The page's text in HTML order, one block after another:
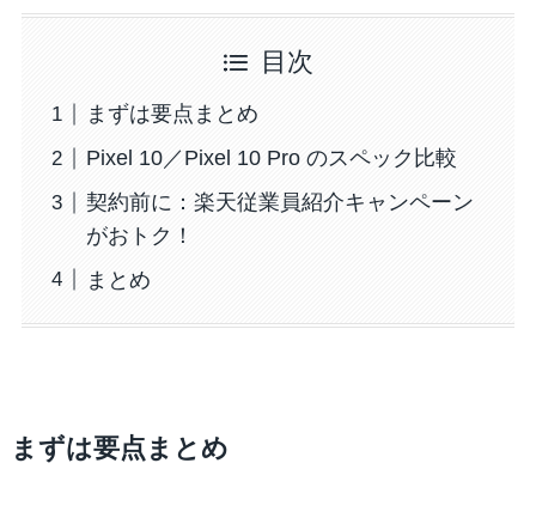
目次
まずは要点まとめ
Pixel 10／Pixel 10 Pro のスペック比較
契約前に：楽天従業員紹介キャンペーン
がおトク！
まとめ
まずは要点まとめ